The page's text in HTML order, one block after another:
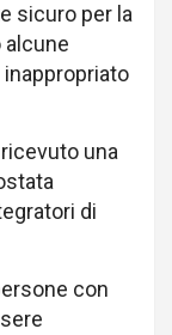
sicuro per la
alcune
una
di
con